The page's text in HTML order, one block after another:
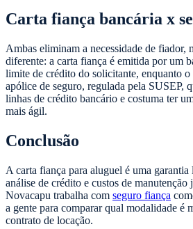
Carta fiança bancária x
Ambas eliminam a necessidade de fiador,
diferente: a carta fiança é emitida por um
limite de crédito do solicitante, enquanto o
apólice de seguro, regulada pela SUSEP,
linhas de crédito bancário e costuma ter
mais ágil.
Conclusão
A carta fiança para aluguel é uma
análise de crédito e custos de manutenção
Novacapu trabalha com seguro fiança
a gente para comparar qual modalidade é
contrato de locação.